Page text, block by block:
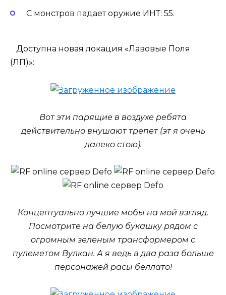
С монстров падает оружие ИНТ: 55.
Доступна новая локация «Лавовые Поля
(ЛП)»:
Вот эти парящие в воздухе ребята
действительно внушают трепет (эт я очень
далеко стою).
Концептуально лучшие мобы на мой взгляд.
Посмотрите на белую букашку рядом с
огромным зеленым трансформером с
пулеметом Вулкан. А я ведь в два раза больше
персонажей расы беллато!